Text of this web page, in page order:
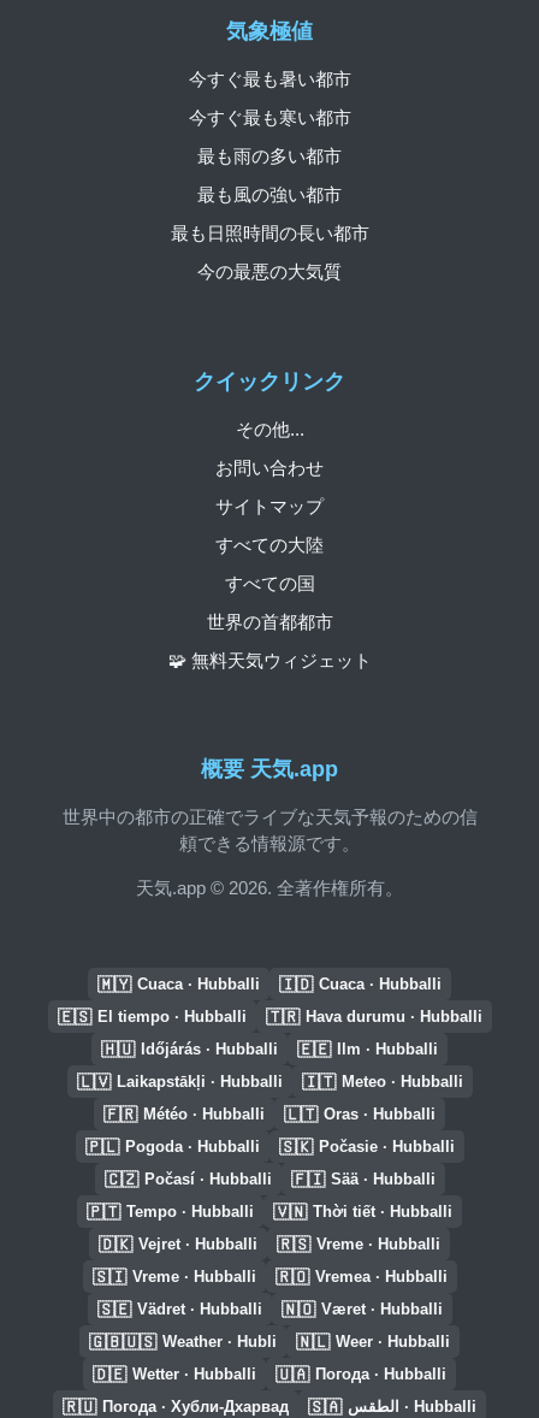
概要 天気.app
世界中の都市の正確でライブな天気予報のための信
頼できる情報源です。
天気.app © 2026. 全著作権所有。
クイックリンク
その他...
お問い合わせ
サイトマップ
すべての大陸
すべての国
世界の首都都市
🧩 無料天気ウィジェット
気象極値
今すぐ最も暑い都市
今すぐ最も寒い都市
最も雨の多い都市
最も風の強い都市
最も日照時間の長い都市
今の最悪の大気質
🇲🇾 Cuaca · Hubballi 🇮🇩 Cuaca · Hubballi
🇪🇸 El tiempo · Hubballi 🇹🇷 Hava durumu · Hubballi
🇭🇺 Időjárás · Hubballi 🇪🇪 Ilm · Hubballi
🇱🇻 Laikapstākļi · Hubballi 🇮🇹 Meteo · Hubballi
🇫🇷 Météo · Hubballi 🇱🇹 Oras · Hubballi
🇵🇱 Pogoda · Hubballi 🇸🇰 Počasie · Hubballi
🇨🇿 Počasí · Hubballi 🇫🇮 Sää · Hubballi
🇵🇹 Tempo · Hubballi 🇻🇳 Thời tiết · Hubballi
🇩🇰 Vejret · Hubballi 🇷🇸 Vreme · Hubballi
🇸🇮 Vreme · Hubballi 🇷🇴 Vremea · Hubballi
🇸🇪 Vädret · Hubballi 🇳🇴 Været · Hubballi
🇬🇧🇺🇸 Weather · Hubli 🇳🇱 Weer · Hubballi
🇩🇪 Wetter · Hubballi 🇺🇦 Погода · Hubballi
🇷🇺 Погода · Хубли-Дхарвад 🇸🇦 الطقس · Hubballi